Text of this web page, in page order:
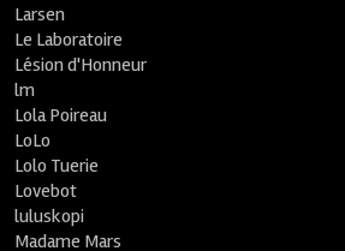
Larsen
Le Laboratoire
Lésion d'Honneur
lm
Lola Poireau
LoLo
Lolo Tuerie
Lovebot
luluskopi
Madame Mars